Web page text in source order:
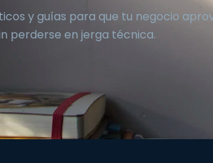
y guías para que tu negocio
perderse en jerga técnica.